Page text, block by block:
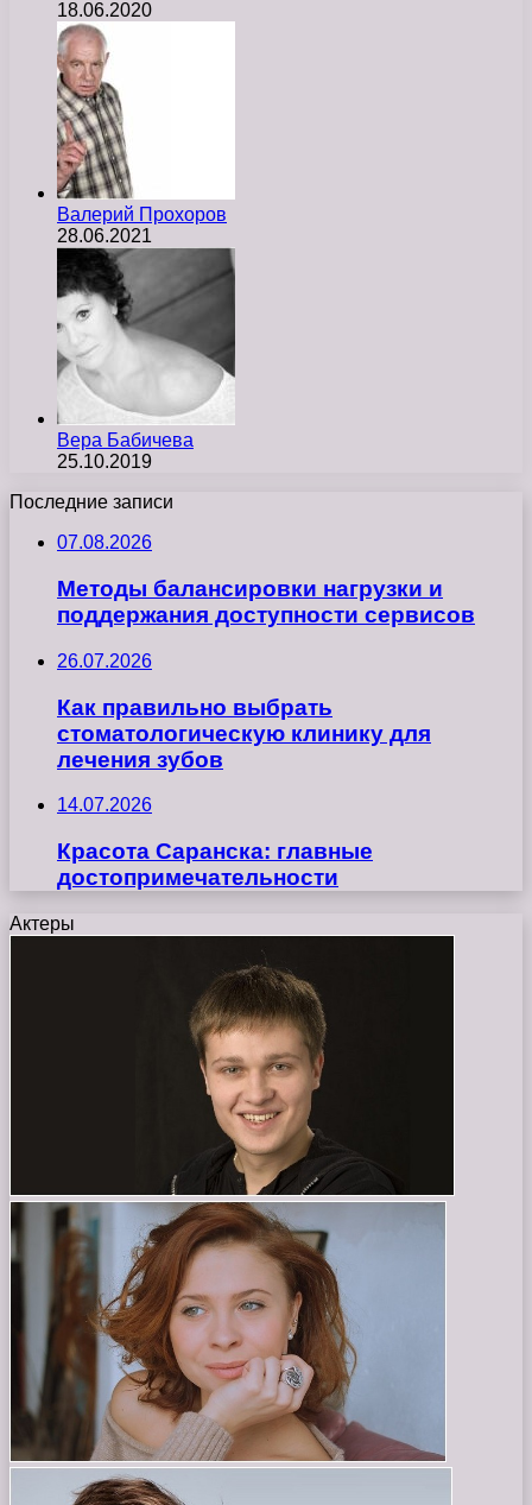
18.06.2020
Валерий Прохоров
28.06.2021
Вера Бабичева
25.10.2019
Последние записи
07.08.2026
Методы балансировки нагрузки и
поддержания доступности сервисов
26.07.2026
Как правильно выбрать
стоматологическую клинику для
лечения зубов
14.07.2026
Красота Саранска: главные
достопримечательности
Актеры